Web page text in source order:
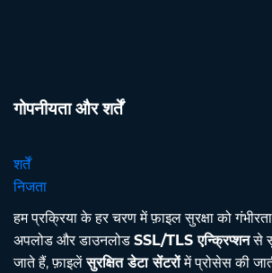
गोपनीयता और शर्तें
शर्तें
निजता
हम प्रक्रिया के हर चरण में फ़ाइल सुरक्षा को
अपलोड और डाउनलोड SSL/TLS एन्क्रिप्शनसे
जाते हैं, फ़ाइलेंसुरक्षित डेटा सेंटरोंमें प्रोसेस की